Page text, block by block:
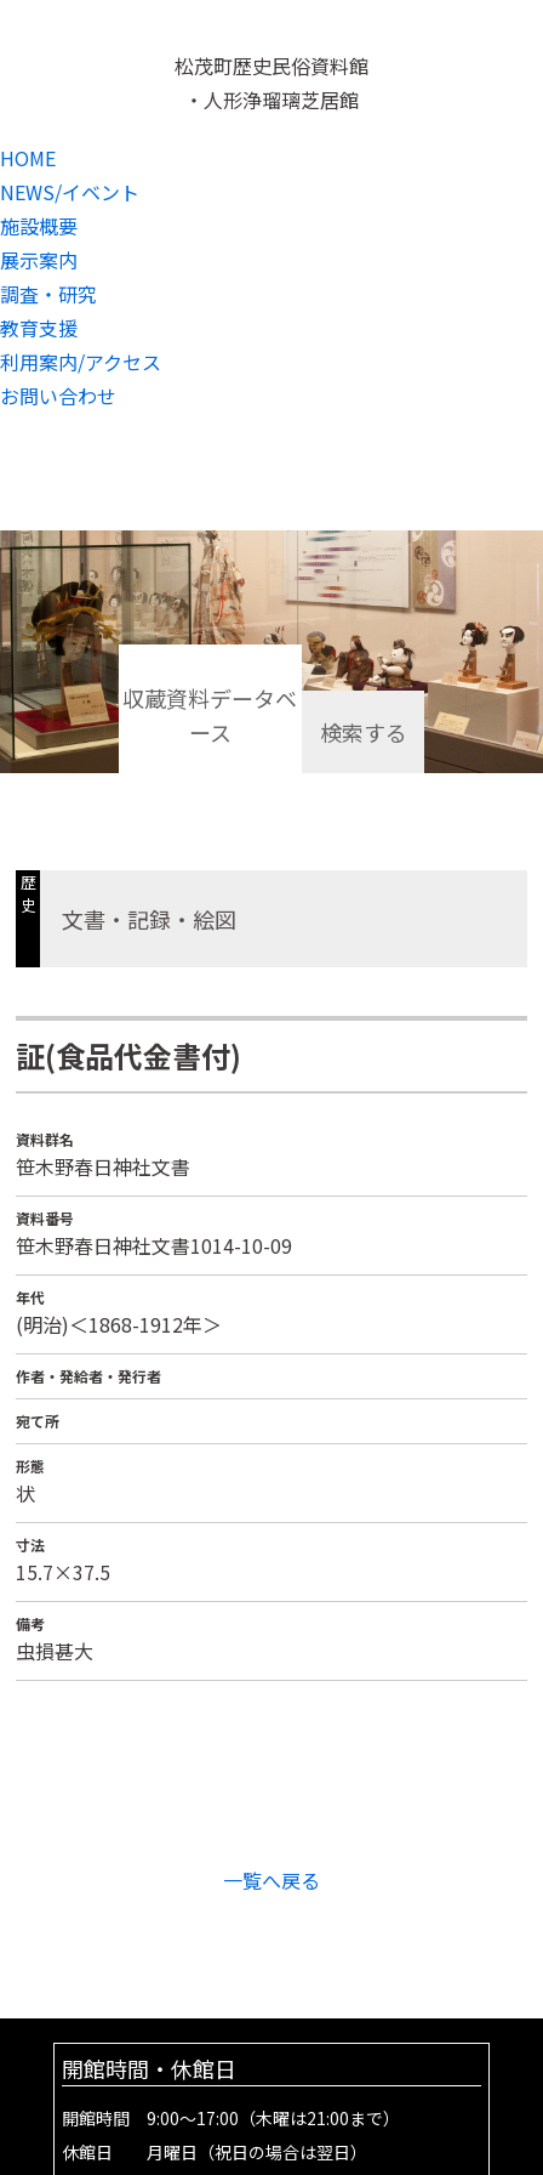
松茂町歴史民俗資料館
・人形浄瑠璃芝居館
HOME
NEWS/イベント
施設概要
展示案内
調査・研究
教育支援
利用案内/アクセス
お問い合わせ
収蔵資料データベ
ース
検索する
歴
史
文書・記録・絵図
証(食品代金書付)
資料群名
笹木野春日神社文書
資料番号
笹木野春日神社文書1014-10-09
年代
(明治)＜1868-1912年＞
作者・発給者・発行者
宛て所
形態
状
寸法
15.7×37.5
備考
虫損甚大
一覧へ戻る
開館時間・休館日
開館時間 9:00～17:00（木曜は21:00まで）
休館日 月曜日（祝日の場合は翌日）